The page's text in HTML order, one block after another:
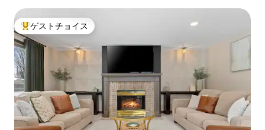
大好評のゲストチョイスです。
ゲストチョイス